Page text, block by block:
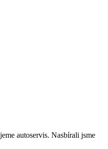
autoservis. Nasbírali jsme